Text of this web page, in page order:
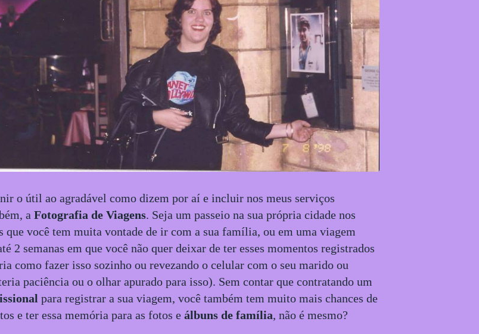
o útil ao agradável como dizem por aí e incluir nos meus serviços
a Fotografia de Viagens. Seja um passeio na sua própria cidade nos
que você tem muita vontade de ir com a sua família, ou em uma viagem
2 semanas em que você não quer deixar de ter esses momentos registrados
como fazer isso sozinho ou revezando o celular com o seu marido ou
paciência ou o olhar apurado para isso). Sem contar que contratando um
para registrar a sua viagem, você também tem muito mais chances de
e ter essa memória para as fotos e álbuns de família, não é mesmo?